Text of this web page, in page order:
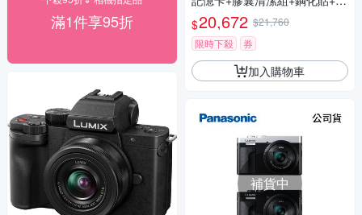
滿1件享95折
晶保護鏡+2614相機包+NITEC
ORE BB nano 迷你電動氣吹
(公司貨)
$20,672 $21,760
限時下殺
券
加入購物車
補貨中